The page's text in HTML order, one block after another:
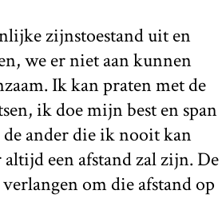
zijnstoestand uit en
we er niet aan kunnen
Ik kan praten met de
ik doe mijn best en span
ander die ik nooit kan
een afstand zal zijn. De
om die afstand op